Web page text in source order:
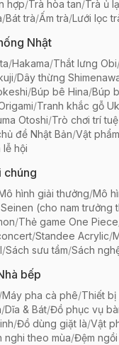
hợp/Trà hòa tan/Trà ủ
/Bát trà/Ấm trà/Lưới lọc
Nhật
/Hakama/Thắt lưng Obi
/Dây thừng
/Búp bê Hina/Búp
/Tranh khắc gỗ
Otoshi/Trò chơi trí
đề Nhật Bản/Vật
hội
chúng
hình giải thưởng/Mô
(cho nam trưởng
/Thẻ game One Piece
/Standee Acrylic/
/Sách sưu tầm/Sách
bếp
/Máy pha cà phê/Thiết
/Dĩa & Bát/Đồ phục vụ
/Đồ dùng giặt là/Vật
nghi theo mùa/Đệm